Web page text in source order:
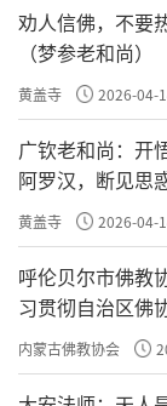
劝人信佛，不要
（梦参老和尚）
黄盖寺 2026-04-
广钦老和尚：开
阿罗汉，断见思
死
黄盖寺 2026-04-
呼伦贝尔市佛教
习贯彻自治区佛
内蒙古佛教协会